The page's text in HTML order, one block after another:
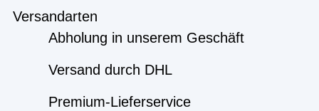
Versandarten
Abholung in unserem Geschäft
Versand durch DHL
Premium-Lieferservice